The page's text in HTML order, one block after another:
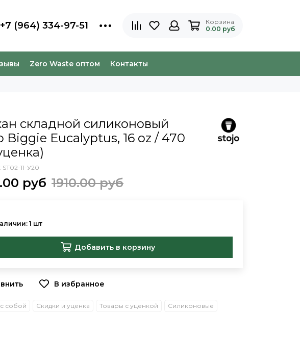
+7 (964) 334-97-51
Корзина
0.00 руб
Zero Waste оптом Контакты
складной силиконовый
Biggie Eucalyptus, 16 oz / 470
ST02-11-У20
руб 1910.00 руб
Добавить в корзину
В избранное
собой Скидки и уценка Товары с уценкой Силиконовые